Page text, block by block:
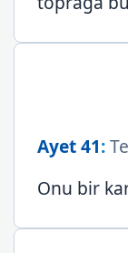
Ayet 41:
Onu bir